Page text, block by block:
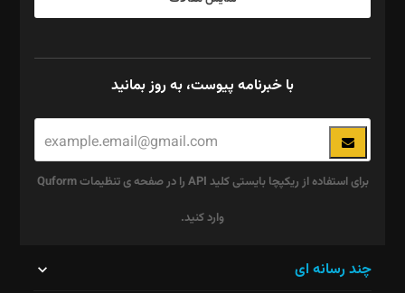
با خبرنامه پیوست، به روز بمانید
برای استفاده از ریکپچا بایستی کلید API را در صفحه ی تنظیمات Quform
وارد کنید.
چند رسانه ای